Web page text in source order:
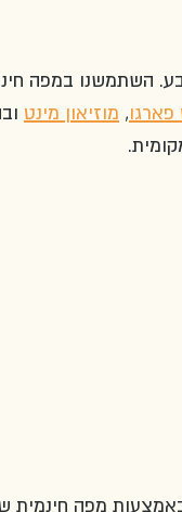
השתמשנו במפה
פארגו, מוזיאון מינט
מפה